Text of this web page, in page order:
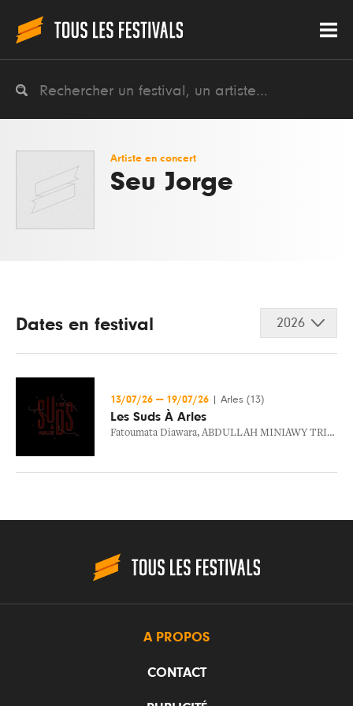
Artiste en concert
Seu Jorge
Dates en festival 2026
13/07/26 — 19/07/26 Arles (13)
Les Suds À Arles
Fatoumata Diawara, ABDULLAH MINIAWY TRIO
A PROPOS
CONTACT